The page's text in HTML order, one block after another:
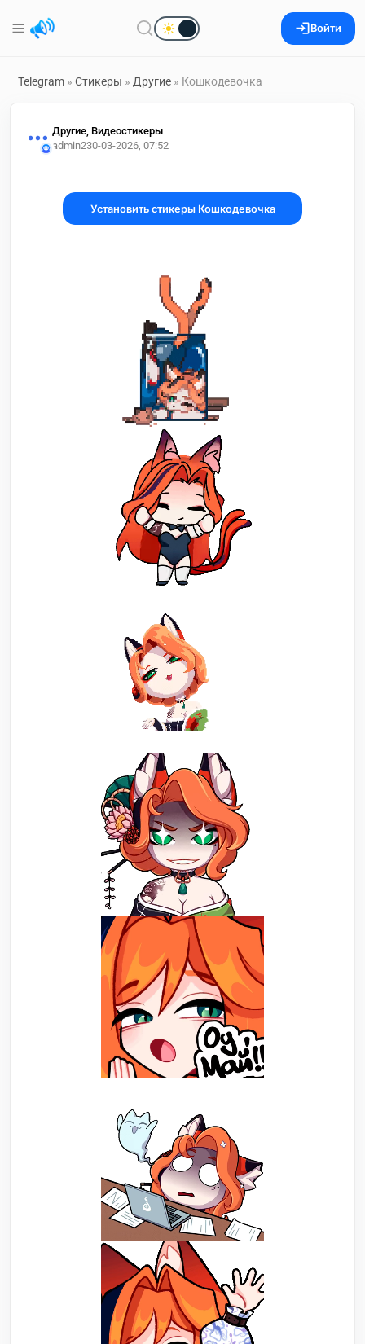
Войти
Telegram » Стикеры » Другие » Кошкодевочка
Другие, Видеостикеры
admin230-03-2026, 07:52
Установить стикеры Кошкодевочка